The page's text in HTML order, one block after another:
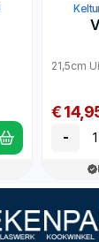
21,5cm
€
-